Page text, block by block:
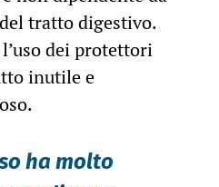
tratto digestivo.
dei protettori
inutile e
ha molto